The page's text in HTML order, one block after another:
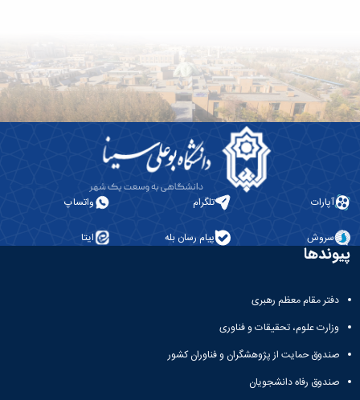
آپارات تلگرام واتساپ
سروش پیام رسان بله ایتا
پیوندها
دفتر مقام معظم رهبری
وزارت علوم، تحقیقات و فناوری
صندوق حمایت از پژوهشگران و فناوران کشور
صندوق رفاه دانشجویان